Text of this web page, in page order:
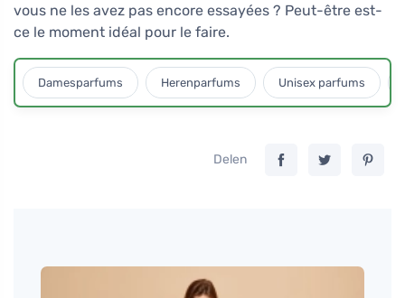
vous ne les avez pas encore essayées ? Peut-être est-
ce le moment idéal pour le faire.
Damesparfums Herenparfums Unisex parfums
Delen